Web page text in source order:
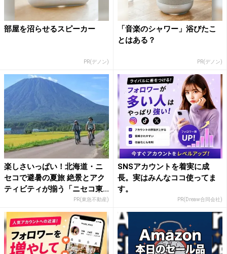
部屋を沼らせるスピーカー
PR(デノン)
「音楽のシャワー」浴びたこ
とはある？
PR(デノン)
楽しさいっぱい！北海道・ニ
セコで避暑の夏旅 絶景とアク
ティビティが揃う「ニセコ東...
PR(東急不動産)
SNSアカウントを着実に成
長。実はみんなココ使ってま
す。
PR(Dreaw合同会社)